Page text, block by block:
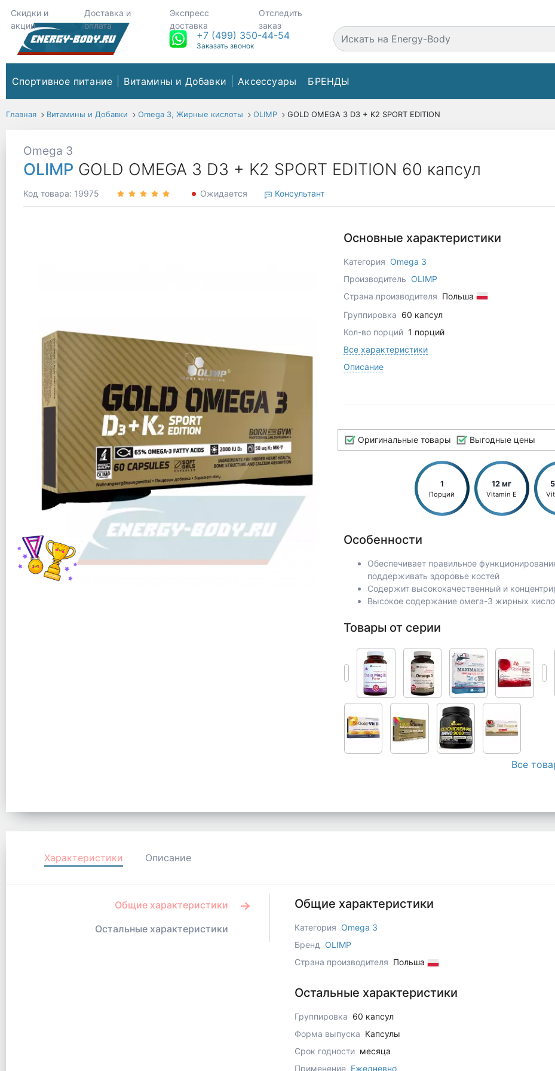
Скидки и
акции
Доставка и
оплата
Экспресс
доставка
Отследить
заказ
+7 (499) 350-44-54
Заказать звонок
Спортивное питание Витамины и Добавки Аксессуары БРЕНДЫ
Главная Витамины и Добавки Omega 3, Жирные кислоты OLIMP GOLD OMEGA 3 D3 + K2 SPORT EDITION
Omega 3
OLIMP GOLD OMEGA 3 D3 + K2 SPORT EDITION 60 капсул
Код товара: 19975 Ожидается Консультант
Основные характеристики
Категория Omega 3
Производитель OLIMP
Страна производителя Польша
Группировка 60 капсул
Кол-во порций 1 порций
Все характеристики
Описание
Оригинальные товары Выгодные цены
1
Порций
12 мг
Vitamin E
Особенности
Обеспечивает правильное
поддерживать здоровье костей
Содержит высококачественный и
Высокое содержание омега-3 жирных
Товары от серии
Все
Характеристики Описание
Общие характеристики
Остальные характеристики
Общие характеристики
Категория Omega 3
Бренд
OLIMP
Страна производителя Польша
Остальные характеристики
Группировка 60 капсул
Форма выпуска Капсулы
Срок годности месяца
Применение Ежедневно